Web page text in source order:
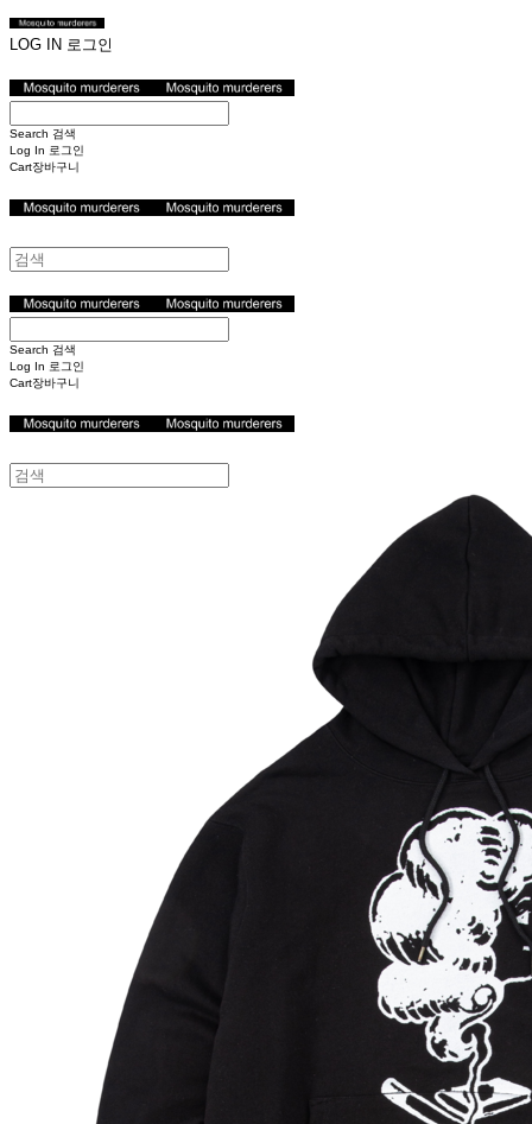
LOG IN 로그인
Search 검색
Log In 로그인
Cart장바구니
Search 검색
Log In 로그인
Cart장바구니